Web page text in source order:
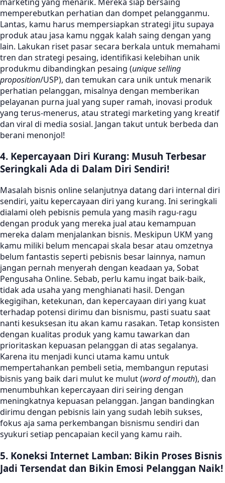
memperebutkan perhatian dan dompet pelangganmu.
Lantas, kamu harus mempersiapkan strategi jitu supaya
produk atau jasa kamu nggak kalah saing dengan yang
lain. Lakukan riset pasar secara berkala untuk memahami
tren dan strategi pesaing, identifikasi kelebihan unik
produkmu dibandingkan pesaing (unique selling
proposition/USP), dan temukan cara unik untuk menarik
perhatian pelanggan, misalnya dengan memberikan
pelayanan purna jual yang super ramah, inovasi produk
yang terus-menerus, atau strategi marketing yang kreatif
dan viral di media sosial. Jangan takut untuk berbeda dan
berani menonjol!
4. Kepercayaan Diri Kurang: Musuh Terbesar
Seringkali Ada di Dalam Diri Sendiri!
Masalah bisnis online selanjutnya datang dari internal diri
sendiri, yaitu kepercayaan diri yang kurang. Ini seringkali
dialami oleh pebisnis pemula yang masih ragu-ragu
dengan produk yang mereka jual atau kemampuan
mereka dalam menjalankan bisnis. Meskipun UKM yang
kamu miliki belum mencapai skala besar atau omzetnya
belum fantastis seperti pebisnis besar lainnya, namun
jangan pernah menyerah dengan keadaan ya, Sobat
Pengusaha Online. Sebab, perlu kamu ingat baik-baik,
tidak ada usaha yang menghianati hasil. Dengan
kegigihan, ketekunan, dan kepercayaan diri yang kuat
terhadap potensi dirimu dan bisnismu, pasti suatu saat
nanti kesuksesan itu akan kamu rasakan. Tetap konsisten
dengan kualitas produk yang kamu tawarkan dan
prioritaskan kepuasan pelanggan di atas segalanya.
Karena itu menjadi kunci utama kamu untuk
mempertahankan pembeli setia, membangun reputasi
bisnis yang baik dari mulut ke mulut (word of mouth), dan
menumbuhkan kepercayaan diri seiring dengan
meningkatnya kepuasan pelanggan. Jangan bandingkan
dirimu dengan pebisnis lain yang sudah lebih sukses,
fokus aja sama perkembangan bisnismu sendiri dan
syukuri setiap pencapaian kecil yang kamu raih.
5. Koneksi Internet Lamban: Bikin Proses Bisnis
Jadi Tersendat dan Bikin Emosi Pelanggan Naik!